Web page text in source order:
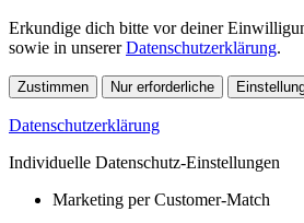
Erkundige dich bitte vor deiner
sowie in unsererDatenschutzerklärung.
Zustimmen Nur erforderliche
Datenschutzerklärung
Individuelle Datenschutz-Einstellungen
Marketing per Customer-Match